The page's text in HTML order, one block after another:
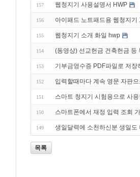
157 웹청지기 사용설명서 HWP
156 아이패드 노트패드용 웹청지기
155 웹청지기 소개 화일 hwp
154 (동영상) 선교헌금 건축헌금 등
153 기부금영수증 PDF파일로 저장
152 입력할때마다 계속 영문 자판
151 스마트 청지기 시험용으로 사
150 스마트폰에서 재정 입력 조회
149 생일달력에 소천하신분 생일도
목록